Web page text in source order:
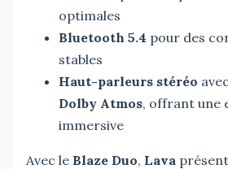
optimales
Bluetooth 5.4 pour des
stables
Haut-parleurs stéréo
Dolby Atmos, offrant une
immersive
Avec le Blaze Duo, Lava